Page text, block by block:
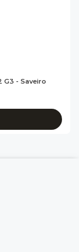
G3 - Saveiro